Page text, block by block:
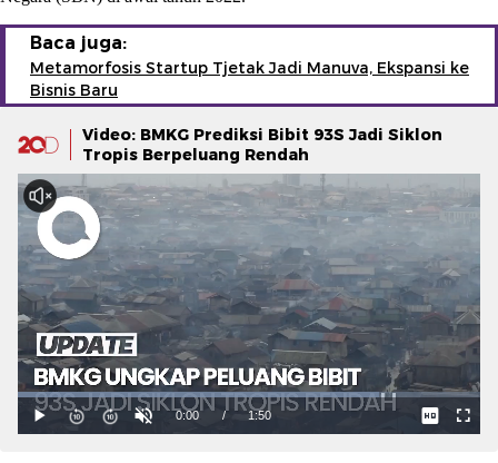
Baca juga:
Metamorfosis Startup Tjetak Jadi Manuva, Ekspansi ke
Bisnis Baru
Video: BMKG Prediksi Bibit 93S Jadi Siklon
Tropis Berpeluang Rendah